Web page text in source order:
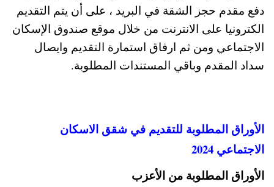
دفع مقدم حجز الشقة في البريد ، على أن يتم التقديم
الكترونيا على الانترنت من خلال موقع صندوق الإسكان
الاجتماعي ومن ثم ارفاق استمارة التقديم وايصال
سداد المقدم وباقي المستندات المطلوبة.
الأوراق المطلوبة للتقديم في شقق الاسكان
الاجتماعي 2024
الأوراق المطلوبة من الأعزب